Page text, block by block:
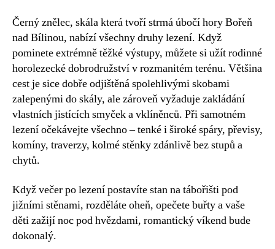
Černý znělec, skála která tvoří strmá úbočí hory Bořeň
nad Bílinou, nabízí všechny druhy lezení. Když
pominete extrémně těžké výstupy, můžete si užít rodinné
horolezecké dobrodružství v rozmanitém terénu. Většina
cest je sice dobře odjištěná spolehlivými skobami
zalepenými do skály, ale zároveň vyžaduje zakládání
vlastních jistících smyček a vklíněnců. Při samotném
lezení očekávejte všechno – tenké i široké spáry, převisy,
komíny, traverzy, kolmé stěnky zdánlivě bez stupů a
chytů.
Když večer po lezení postavíte stan na tábořišti pod
jižními stěnami, rozděláte oheň, opečete buřty a vaše
děti zažijí noc pod hvězdami, romantický víkend bude
dokonalý.